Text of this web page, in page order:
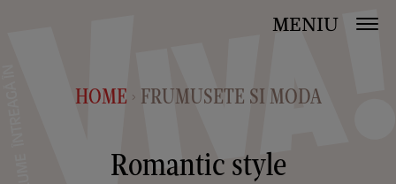
MENIU
HOME > FRUMUSETE SI MODA
Romantic style